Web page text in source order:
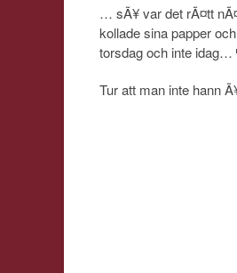
… sÃ¥ var det rÃ¤tt
kollade sina papper
torsdag och inte idag…
Tur att man inte hann